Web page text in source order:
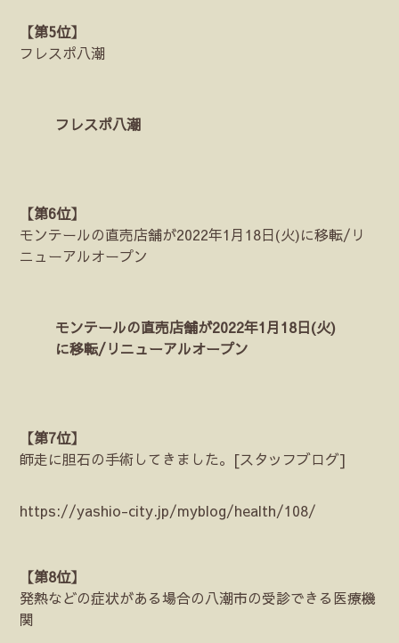
【第5位】
フレスポ八潮
フレスポ八潮
【第6位】
モンテールの直売店舗が2022年1月18日(火)に移転/リ
ニューアルオープン
モンテールの直売店舗が2022年1月18日(火)
に移転/リニューアルオープン
【第7位】
師走に胆石の手術してきました。[スタッフブログ]
https://yashio-city.jp/myblog/health/108/
【第8位】
発熱などの症状がある場合の八潮市の受診できる医療機
関